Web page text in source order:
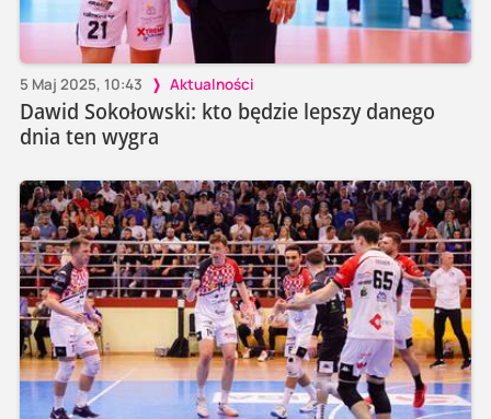
5 Maj 2025, 10:43 Aktualności
Dawid Sokołowski: kto będzie lepszy danego
dnia ten wygra